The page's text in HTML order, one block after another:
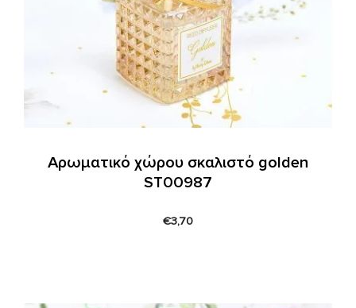
Αρωματικό χώρου σκαλιστό golden
ST00987
€3,70